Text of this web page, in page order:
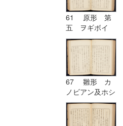
61 原形 第
五 ヲギボイ
ド| 原形 第
六 ヲキボイド
67 雛形 カ
ノビアン及ホシ
アン| ホシア
ン形